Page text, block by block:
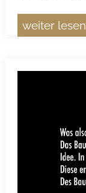
weiter lesen